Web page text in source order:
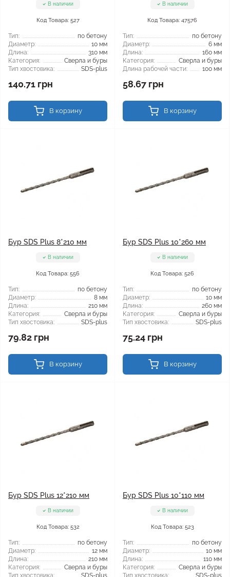
В наличии
Код Товара: 527
Тип:
по бетону
Диаметр:
10 мм
Длина:
310 мм
Категория:
Сверла и буры
Тип хвостовика:
SDS-plus
140.71 грн
В корзину
В наличии
Код Товара: 47576
Тип:
по бетону
Диаметр:
6 мм
Длина:
160 мм
Категория:
Сверла и буры
Длина рабочей части:
100 мм
58.67 грн
В корзину
Бур SDS Plus 8*210 мм
В наличии
Код Товара: 556
Тип:
по бетону
Диаметр:
8 мм
Длина:
210 мм
Категория:
Сверла и буры
Тип хвостовика:
SDS-plus
79.82 грн
В корзину
Бур SDS Plus 10*260 мм
В наличии
Код Товара: 526
Тип:
по бетону
Диаметр:
10 мм
Длина:
260 мм
Категория:
Сверла и буры
Тип хвостовика:
SDS-plus
75.24 грн
В корзину
Бур SDS Plus 12*210 мм
В наличии
Код Товара: 532
Тип:
по бетону
Диаметр:
12 мм
Длина:
210 мм
Категория:
Сверла и буры
Тип хвостовика:
SDS-plus
Бур SDS Plus 10*110 мм
В наличии
Код Товара: 523
Тип:
по бетону
Диаметр:
10 мм
Длина:
110 мм
Категория:
Сверла и буры
Тип хвостовика:
SDS-plus